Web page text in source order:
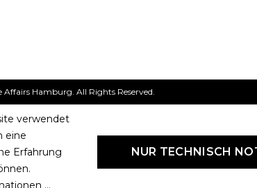
Hamburg. All Rights Reserved.
verwendet
eine
Erfahrung
...
NUR TECHNISCH